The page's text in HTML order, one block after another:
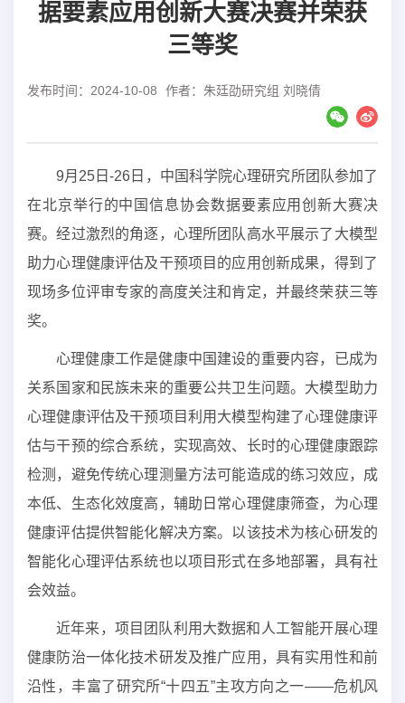
据要素应用创新大赛决赛并荣获
三等奖
发布时间：2024-10-08 作者：朱廷劭研究组 刘晓倩
9月25日-26日，中国科学院心理研究所团队参加了
在北京举行的中国信息协会数据要素应用创新大赛决
赛。经过激烈的角逐，心理所团队高水平展示了大模型
助力心理健康评估及干预项目的应用创新成果，得到了
现场多位评审专家的高度关注和肯定，并最终荣获三等
奖。
心理健康工作是健康中国建设的重要内容，已成为
关系国家和民族未来的重要公共卫生问题。大模型助力
心理健康评估及干预项目利用大模型构建了心理健康评
估与干预的综合系统，实现高效、长时的心理健康跟踪
检测，避免传统心理测量方法可能造成的练习效应，成
本低、生态化效度高，辅助日常心理健康筛查，为心理
健康评估提供智能化解决方案。以该技术为核心研发的
智能化心理评估系统也以项目形式在多地部署，具有社
会效益。
近年来，项目团队利用大数据和人工智能开展心理
健康防治一体化技术研发及推广应用，具有实用性和前
沿性，丰富了研究所“十四五”主攻方向之一——危机风